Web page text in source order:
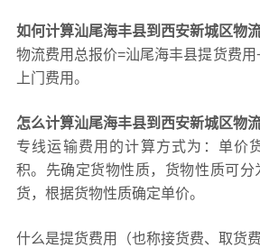
如何计算汕尾海丰县到西安新城区物
物流费用总报价=汕尾海丰县提货费
上门费用。
怎么计算汕尾海丰县到西安新城区物
专线运输费用的计算方式为：单价
积。先确定货物性质，货物性质可分
货，根据货物性质确定单价。
什么是提货费用（也称接货费、取货